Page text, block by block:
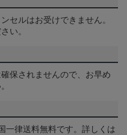
セルはお受けできません。
い。
保されませんので、お早め
一律送料無料です。詳しくは